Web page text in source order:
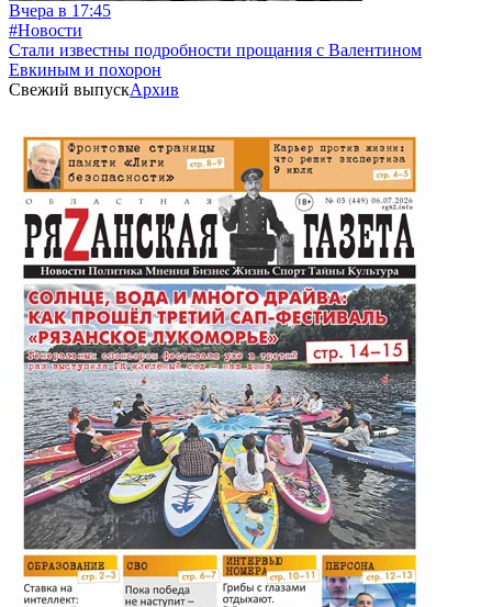
Вчера в 17:45
#Новости
Стали известны подробности прощания с Валентином
Евкиным и похорон
Свежий выпускАрхив